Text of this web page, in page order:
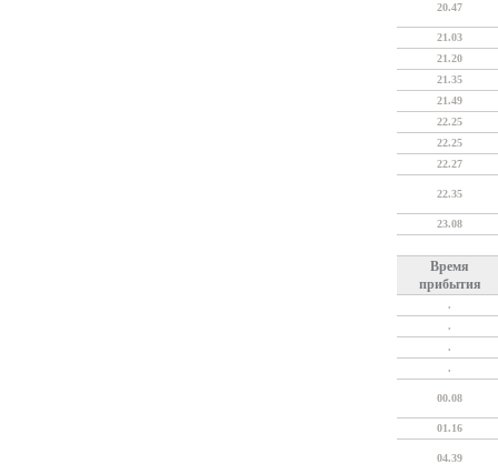
20.47
21.03
21.20
21.35
21.49
22.25
22.25
22.27
22.35
23.08
Время
прибытия
.
.
.
.
00.08
01.16
04.39